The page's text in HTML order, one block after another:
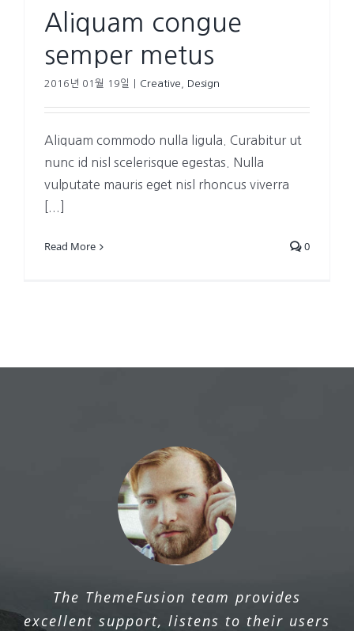
Aliquam congue
semper metus
2016년 01월 19일 Creative Design
Aliquam commodo nulla ligula. Curabitur ut
nunc id nisl scelerisque egestas. Nulla
vulputate mauris eget nisl rhoncus viverra
Read More 0
The ThemeFusion team provides
excellent support, listens to their users